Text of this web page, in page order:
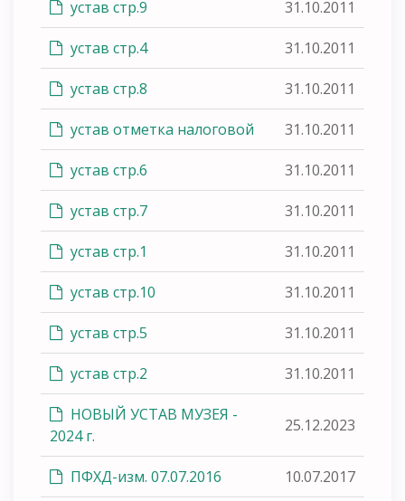
устав стр.9 31.10.2011
устав стр.4 31.10.2011
устав стр.8 31.10.2011
устав отметка налоговой 31.10.2011
устав стр.6 31.10.2011
устав стр.7 31.10.2011
устав стр.1 31.10.2011
устав стр.10 31.10.2011
устав стр.5 31.10.2011
устав стр.2 31.10.2011
НОВЫЙ УСТАВ МУЗЕЯ -
2024 г.
25.12.2023
ПФХД-изм. 07.07.2016 10.07.2017